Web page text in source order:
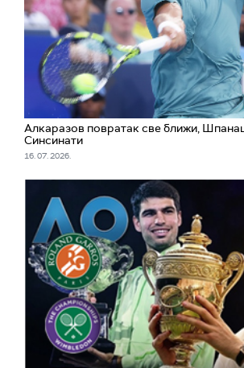
Алкаразов повратак све ближи,
Синсинати
16. 07. 2026.